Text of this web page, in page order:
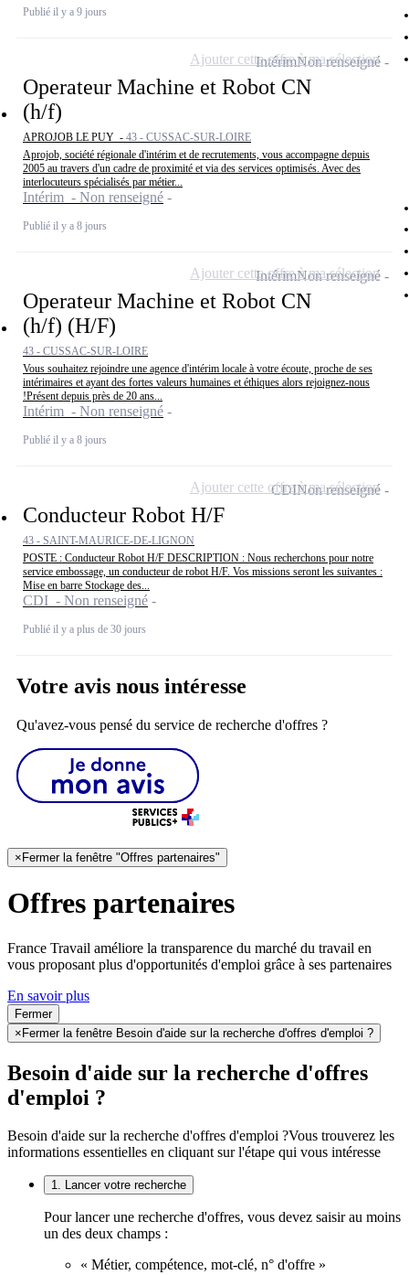
Publié il y a 9 jours
Operateur Machine et Robot CN
(h/f)
APROJOB LE PUY - 43 - CUSSAC-SUR-LOIRE
Aprojob, société régionale d'intérim et de recrutements, vous accompagne depuis
2005 au travers d'un cadre de proximité et via des services optimisés. Avec des
interlocuteurs spécialisés par métier...
Intérim - Non renseigné
Publié il y a 8 jours
IntérimNon renseigné
Ajouter cette offre à ma sélection
Operateur Machine et Robot CN
(h/f) (H/F)
43 - CUSSAC-SUR-LOIRE
Vous souhaitez rejoindre une agence d'intérim locale à votre écoute, proche de ses
intérimaires et ayant des fortes valeurs humaines et éthiques alors rejoignez-nous
!Présent depuis près de 20 ans...
Intérim - Non renseigné
Publié il y a 8 jours
IntérimNon renseigné
Ajouter cette offre à ma sélection
Conducteur Robot H/F
43 - SAINT-MAURICE-DE-LIGNON
POSTE : Conducteur Robot H/F DESCRIPTION : Nous recherchons pour notre
service embossage, un conducteur de robot H/F. Vos missions seront les suivantes :
Mise en barre Stockage des...
CDI - Non renseigné
Publié il y a plus de 30 jours
CDINon renseigné
Ajouter cette offre à ma sélection
Votre avis nous intéresse
Qu'avez-vous pensé du service de recherche d'offres ?
× Fermer la fenêtre "Offres partenaires"
Offres partenaires
France Travail améliore la transparence du marché du travail en
vous proposant plus d'opportunités d'emploi grâce à ses partenaires
En savoir plus
Fermer
×Fermer la fenêtre Besoin d'aide sur la recherche d'offres d'emploi ?
Besoin d'aide sur la recherche d'offres
d'emploi ?
Besoin d'aide sur la recherche d'offres d'emploi ?Vous trouverez les
informations essentielles en cliquant sur l'étape qui vous intéresse
1. Lancer votre recherche
Pour lancer une recherche d'offres, vous devez saisir au moins
un des deux champs :
« Métier, compétence, mot-clé, n° d'offre »